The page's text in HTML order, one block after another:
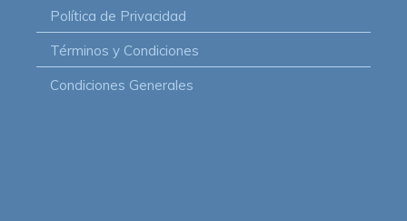
Política de Privacidad
Términos y Condiciones
Condiciones Generales